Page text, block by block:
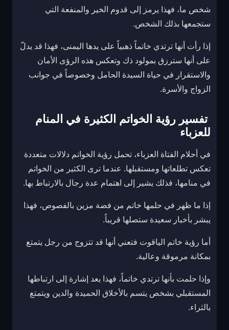
شخص ما، فهذا يرمز إلى قدوم الخير والمنفعة التي
ستجمعها بذلك الشخص.
إذا رأت أنها ترتدي خاتماً ذهبياً على يدها اليمنى، فهذا قد يدلّ
على أنها سترزق بمولود ذك وتعكس هذه الرؤى الأمان
والاستقرار في حياة السيدة الحامل وخصوصاً في جوانب
الزواج والأسرة.
تفسير رؤية الخواتم الكثيرة في المنام
للعزباء
في أحلام الفتاة العزباء، تحمل رؤية الخواتم دلالات متعددة
تعكس تطلعاتها ومستقبلها. عندما ترى الكثير من الخواتم
في منامها، فذلك يشير إلى اهتمام عدة رجال بالارتباط بها.
إذا ما ظهر في حلمها خاتم من فضة مزين بالفصوص، فهذا
يبشر بأخبار سعيدة ستصلها قريباً.
أما رؤية خاتم الياقوت فتعني أنها قد تتزوج من رجل يتمتع
بمكانة مرموقة وعالية.
وإذا حلمت بأنها ترتدي خاتماً، فهذا يعد إشارة إلى ارتباطها
المستقبلي بشخص يتسم بالأخلاق الحميدة والدين ويتمتع
بالثراء.